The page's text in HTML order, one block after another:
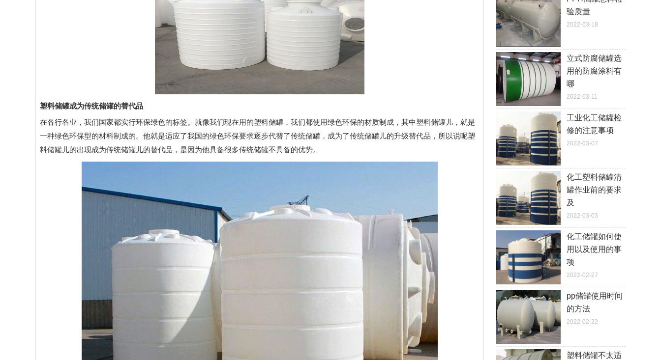
验质量
2022-03-18
立式防腐储罐选
用的防腐涂料有
哪
2022-03-11
工业化工储罐检
修的注意事项
2022-03-07
化工塑料储罐清
罐作业前的要求
及
2022-03-03
化工储罐如何使
用以及使用的事
项
2022-02-27
pp储罐使用时间
的方法
2022-02-22
塑料储罐不太适
塑料储罐成为传统储罐的替代品
在各行各业，我们国家都实行环保绿色的标签。就像我们现在用的塑料储罐 ，我们都使用绿色环保的材质制成，其中塑料储罐儿，就是
一种绿色环保型的材料制成的。他就是适应了我国的绿色环保要求逐步代替了传统储罐，成为了传统储罐儿的升级替代品，所以说呢塑
料储罐儿的出现成为传统储罐儿的替代品，是因为他具备很多传统储罐不具备的优势。